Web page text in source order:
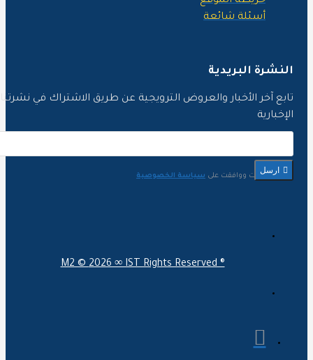
أسئلة شائعة
البريدية
آخر الأخبار والعروض الترويجية عن طريق الاشتراك في نشرتنا
ارسل
لقد قرأت ووافقت علىسياسة الخصوصية
M2 ©2026 ∞ IST Rights Reserved ®